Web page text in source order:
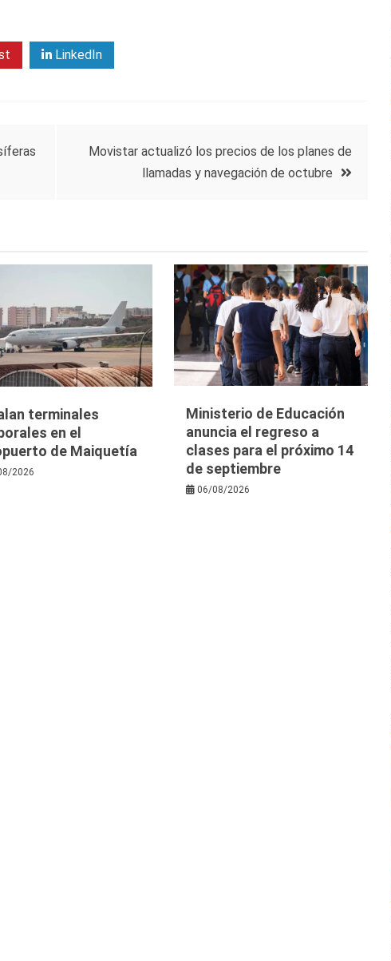
LinkedIn
Movistar actualizó los precios de los planes de
llamadas y navegación de octubre
terminales
en el
de Maiquetía
2026
Ministerio de Educación
anuncia el regreso a
clases para el próximo 14
de septiembre
06/08/2026